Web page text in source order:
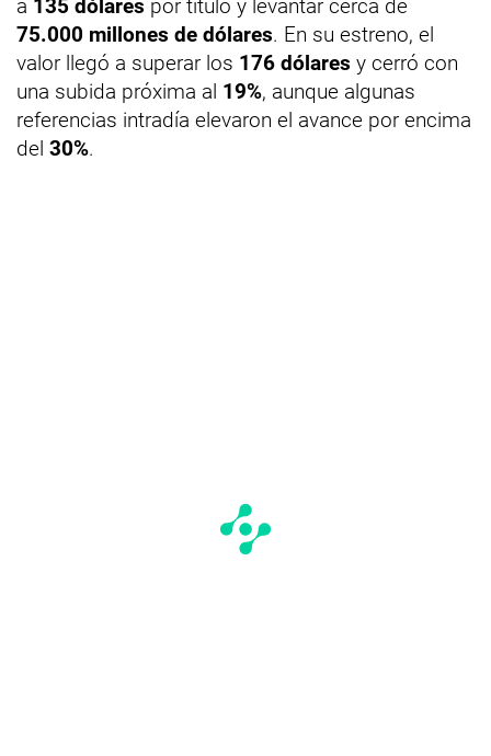
a 135 dólares por título y levantar cerca de
75.000 millones de dólares. En su estreno, el
valor llegó a superar los 176 dólares y cerró con
una subida próxima al 19%, aunque algunas
referencias intradía elevaron el avance por encima
del 30%.